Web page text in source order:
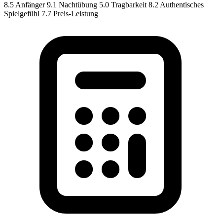
8.5Anfänger 9.1 Nachtübung 5.0 Tragbarkeit 8.2Authentisches
Spielgefühl 7.7 Preis-Leistung